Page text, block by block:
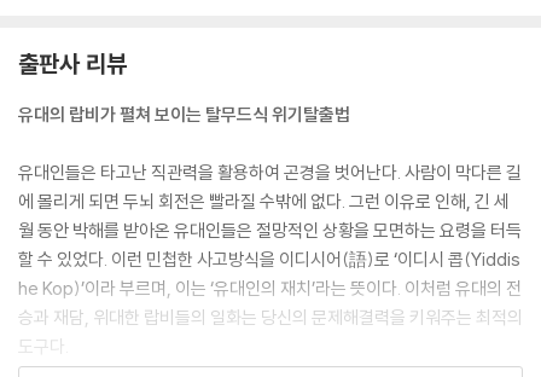
─ 우리는 빤히 드러나 있었지만 미처 보지 못했던 뭔가를 찾아내고는 깜짝
화들은 바로 이처럼 일시적으로 숨겨진 명백한 정보, 개념, 상황 등을 밝혀
내는 역할을 한다.
─ “진실을 말하면 거꾸로 매달아 죽일 것이고, 거짓말을 하면 참수형에 처
할 테다.” 악독한 폭군이 협박하자 죄수는 이렇게 답했다. “저는 아마도 참
수형을 당해 죽을 것입니다.” 그는 폭군의 허를 찌름으로써 살아날 수 있었
다.
---「제2부 상징의 차원」중에서
출판사 리뷰
유대의 랍비가 펼쳐 보이는 탈무드식 위기탈출법
유대인들은 타고난 직관력을 활용하여 곤경을 벗어난다. 사람이 막다른 길
에 몰리게 되면 두뇌 회전은 빨라질 수밖에 없다. 그런 이유로 인해, 긴 세
월 동안 박해를 받아온 유대인들은 절망적인 상황을 모면하는 요령을 터득
할 수 있었다. 이런 민첩한 사고방식을 이디시어(語)로 ‘이디시 콥(Yiddis
he Kop)’이라 부르며, 이는 ‘유대인의 재치’라는 뜻이다. 이처럼 유대의 전
승과 재담, 위대한 랍비들의 일화는 당신의 문제해결력을 키워주는 최적의
도구다.